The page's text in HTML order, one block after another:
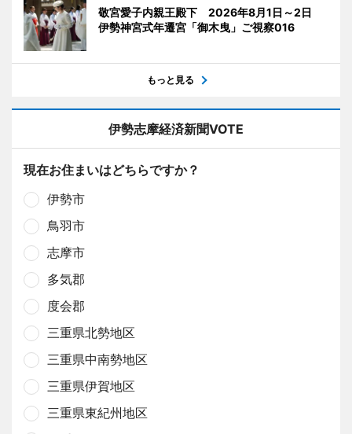
敬宮愛子内親王殿下 2026年8月1日～2日
伊勢神宮式年遷宮「御木曳」ご視察016
もっと見る
伊勢志摩経済新聞VOTE
現在お住まいはどちらですか？
伊勢市
鳥羽市
志摩市
多気郡
度会郡
三重県北勢地区
三重県中南勢地区
三重県伊賀地区
三重県東紀州地区